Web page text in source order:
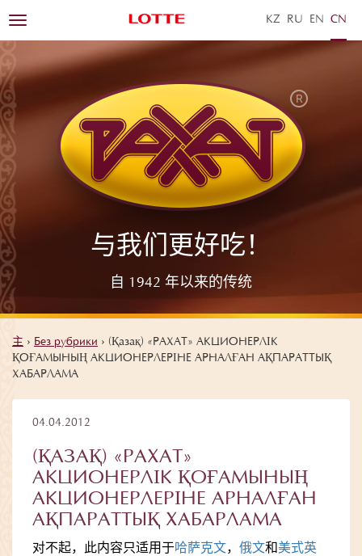
KZ RU EN ZH
与我们更好吃！
自 1942 年以来的传统
Toggle
navigation
主 › Без рубрики › (Қазақ) «РАХАТ» АКЦИОНЕРЛІК
ҚОҒАМЫНЫҢ АКЦИОНЕРЛЕРІНЕ АРНАЛҒАН АҚПАРАТТЫҚ
ХАБАРЛАМА
04.04.2012
(ҚАЗАҚ) «РАХАТ»
АКЦИОНЕРЛІК ҚОҒАМЫНЫҢ
АКЦИОНЕРЛЕРІНЕ АРНАЛҒАН
АҚПАРАТТЫҚ ХАБАРЛАМА
对不起，此内容只适用于哈萨克文， 俄文和美式英